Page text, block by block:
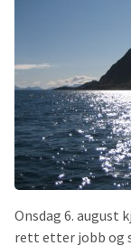
Onsdag 6.
rett etter jobb og